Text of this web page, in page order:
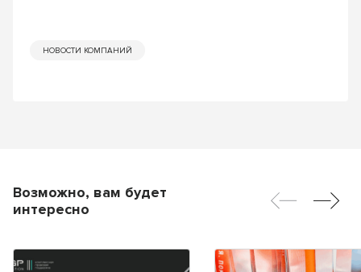
НОВОСТИ КОМПАНИЙ
Возможно, вам будет
интересно